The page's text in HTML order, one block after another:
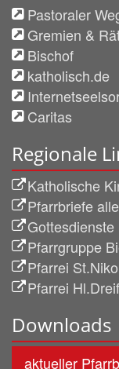
Pastoraler
Gremien &
Bischof
katholisch.de
Caritas
Regionale
Katholische
Pfarrbriefe
Pfarrgruppe
Pfarrei
Pfarrei
Downloads
aktueller